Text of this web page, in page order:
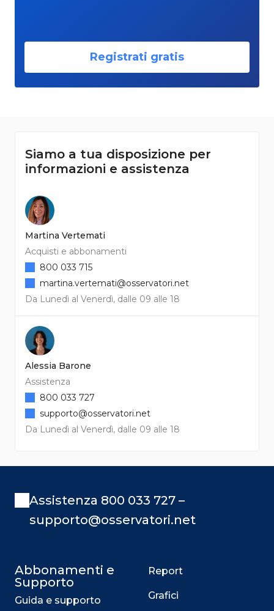
Registrati gratis
Siamo a tua disposizione per
informazioni e assistenza
Martina Vertemati
Acquisti e abbonamenti
Da Lunedì al Venerdì, dalle 09 alle 18
800 033 715
martina.vertemati@osservatori.net
Alessia Barone
Assistenza
Da Lunedì al Venerdì, dalle 09 alle 18
800 033 727
supporto@osservatori.net
Assistenza 800 033 727 –
supporto@osservatori.net
Abbonamenti e
Supporto
Guida e supporto
Report
Grafici